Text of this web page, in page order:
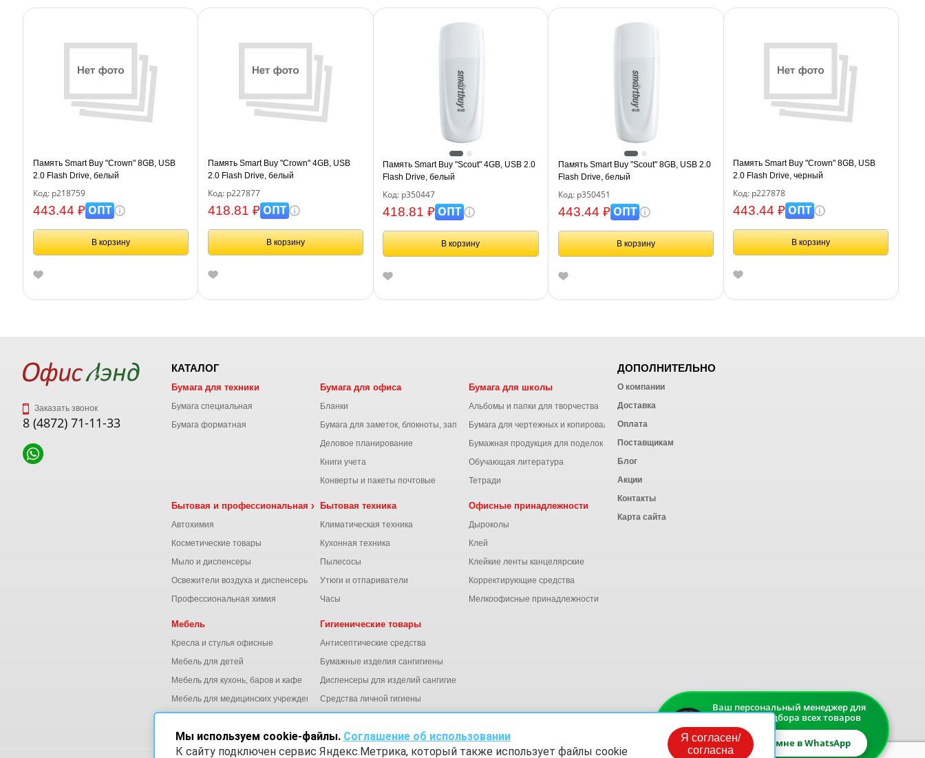
Память Smart Buy "Crown" 8GB, USB
2.0 Flash Drive, белый
Код: р218759
443.44 ₽ОПТ
В корзину
Память Smart Buy "Crown" 4GB, USB
2.0 Flash Drive, белый
Код: р227877
418.81 ₽ОПТ
В корзину
Память Smart Buy "Scout" 4GB, USB 2.0
Flash Drive, белый
Код: р350447
418.81 ₽ОПТ
В корзину
Память Smart Buy "Scout" 8GB, USB 2.0
Flash Drive, белый
Код: р350451
443.44 ₽ОПТ
В корзину
Память Smart Buy "Crown" 8GB, USB
2.0 Flash Drive, черный
Код: р227878
443.44 ₽ОПТ
В корзину
Заказать звонок
8 (4872) 71-11-33
КАТАЛОГ
Бумага для техники
Бумага специальная
Бумага форматная
Бумага для офиса
Бланки
Бумага для заметок, блокноты, записные книжки
Деловое планирование
Книги учета
Конверты и пакеты почтовые
Бумага для школы
Альбомы и папки для творчества
Бумага для чертежных и копировальных работ
Бумажная продукция для поделок
Обучающая литература
Тетради
Бытовая и профессиональная химия
Автохимия
Косметические товары
Мыло и диспенсеры
Освежители воздуха и диспенсеры
Профессиональная химия
Бытовая техника
Климатическая техника
Кухонная техника
Пылесосы
Утюги и отпариватели
Часы
Офисные принадлежности
Дыроколы
Клей
Клейкие ленты канцелярские
Корректирующие средства
Мелкоофисные принадлежности
Мебель
Кресла и стулья офисные
Мебель для детей
Мебель для кухонь, баров и кафе
Мебель для медицинских учреждений
Гигиенические товары
Антисептические средства
Бумажные изделия сангигиены
Диспенсеры для изделий сангигиены
Средства личной гигиены
ДОПОЛНИТЕЛЬНО
О компании
Доставка
Оплата
Поставщикам
Блог
Акции
Контакты
Карта сайта
Ваш персональный менеджер для
быстрого подбора всех товаров
Напишите мне в WhatsApp
Мы используем cookie-файлы. Соглашение об использовании
К сайту подключен сервис Яндекс.Метрика, который также использует файлы cookie
Я согласен/
согласна